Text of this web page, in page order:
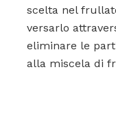
scelta nel
versarlo
eliminare le
alla miscela di